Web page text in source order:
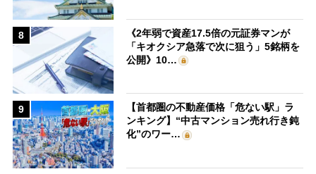
8
《2年弱で資産17.5倍の元証券マンが
「キオクシア急落で次に狙う」5銘柄を
公開》10…
9
【首都圏の不動産価格「危ない駅」ラ
ンキング】“中古マンション売れ行き鈍
化”のワー…